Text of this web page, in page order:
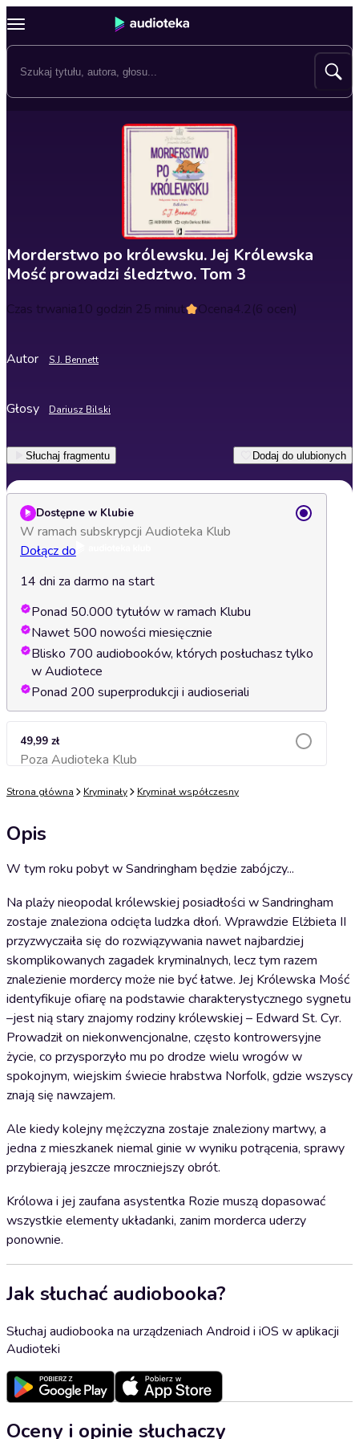
Morderstwo po królewsku. Jej Królewska
Mość prowadzi śledztwo. Tom 3
Czas trwania10 godzin 25 minut Ocena4.2(6 ocen)
Autor S.J. Bennett
Głosy Dariusz Bilski
Słuchaj fragmentu Dodaj do ulubionych
Dostępne w Klubie
W ramach subskrypcji Audioteka Klub
Dołącz do
14 dni za darmo na start
Ponad 50.000 tytułów w ramach Klubu
Nawet 500 nowości miesięcznie
Blisko 700 audiobooków, których posłuchasz tylko
w Audiotece
Ponad 200 superprodukcji i audioseriali
49,99 zł
Poza Audioteka KlubDodaj do koszyka
Strona główna Kryminały Kryminał współczesny
Opis
W tym roku pobyt w Sandringham będzie zabójczy...
Na plaży nieopodal królewskiej posiadłości w Sandringham
zostaje znaleziona odcięta ludzka dłoń. Wprawdzie Elżbieta II
przyzwyczaiła się do rozwiązywania nawet najbardziej
skomplikowanych zagadek kryminalnych, lecz tym razem
znalezienie mordercy może nie być łatwe. Jej Królewska Mość
identyfikuje ofiarę na podstawie charakterystycznego sygnetu
–jest nią stary znajomy rodziny królewskiej – Edward St. Cyr.
Prowadził on niekonwencjonalne, często kontrowersyjne
życie, co przysporzyło mu po drodze wielu wrogów w
spokojnym, wiejskim świecie hrabstwa Norfolk, gdzie wszyscy
znają się nawzajem.
Ale kiedy kolejny mężczyzna zostaje znaleziony martwy, a
jedna z mieszkanek niemal ginie w wyniku potrącenia, sprawy
przybierają jeszcze mroczniejszy obrót.
Królowa i jej zaufana asystentka Rozie muszą dopasować
wszystkie elementy układanki, zanim morderca uderzy
ponownie.
Jak słuchać audiobooka?
Słuchaj audiobooka na urządzeniach Android i iOS w aplikacji
Audioteki
Oceny i opinie słuchaczy